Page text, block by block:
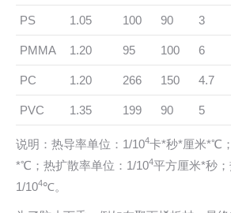
PS 1.05 100 90 3
PMMA 1.20 95 100 6
PC 1.20 266 150 4.7
PVC 1.35 199 90 5
说明：热导率单位：1/104卡*秒*厘米*℃
*℃；热扩散率单位：1/104平方厘米*秒；
1/104℃。